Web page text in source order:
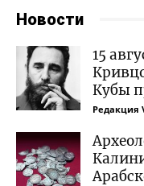
Новости
15
Кубы
Редакция